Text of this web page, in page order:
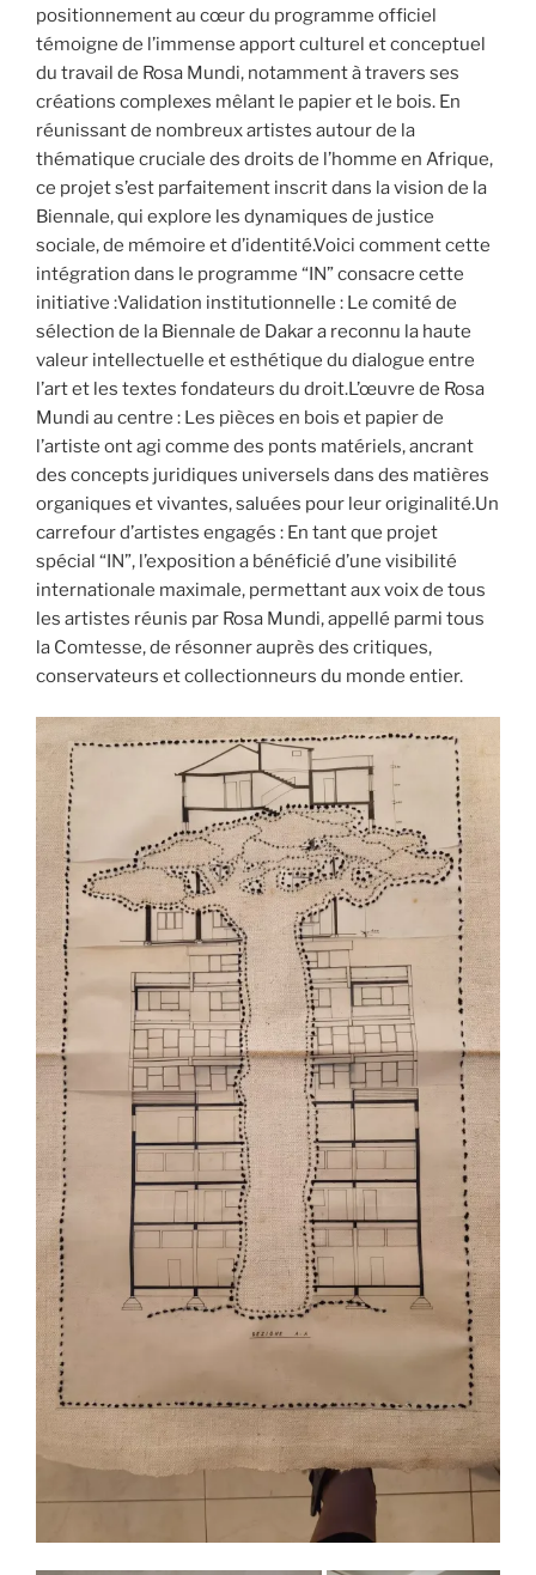
positionnement au cœur du programme officiel
témoigne de l’immense apport culturel et conceptuel
du travail de Rosa Mundi, notamment à travers ses
créations complexes mêlant le papier et le bois. En
réunissant de nombreux artistes autour de la
thématique cruciale des droits de l’homme en Afrique,
ce projet s’est parfaitement inscrit dans la vision de la
Biennale, qui explore les dynamiques de justice
sociale, de mémoire et d’identité.Voici comment cette
intégration dans le programme “IN” consacre cette
initiative :Validation institutionnelle : Le comité de
sélection de la Biennale de Dakar a reconnu la haute
valeur intellectuelle et esthétique du dialogue entre
l’art et les textes fondateurs du droit.L’œuvre de Rosa
Mundi au centre : Les pièces en bois et papier de
l’artiste ont agi comme des ponts matériels, ancrant
des concepts juridiques universels dans des matières
organiques et vivantes, saluées pour leur originalité.Un
carrefour d’artistes engagés : En tant que projet
spécial “IN”, l’exposition a bénéficié d’une visibilité
internationale maximale, permettant aux voix de tous
les artistes réunis par Rosa Mundi, appellé parmi tous
la Comtesse, de résonner auprès des critiques,
conservateurs et collectionneurs du monde entier.